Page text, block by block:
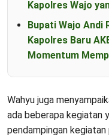
Kapolres Wajo
Bupati Wajo Andi
Kapolres Baru
Momentum
Wahyu juga
ada beberapa kegiatan
pendampingan kegiatan